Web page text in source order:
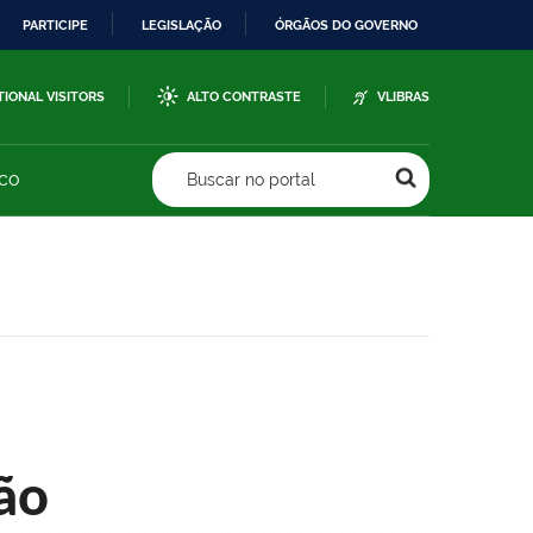
PARTICIPE LEGISLAÇÃO ÓRGÃOS DO GOVERNO
VISITORS ALTO CONTRASTE VLIBRAS
Buscar no portal